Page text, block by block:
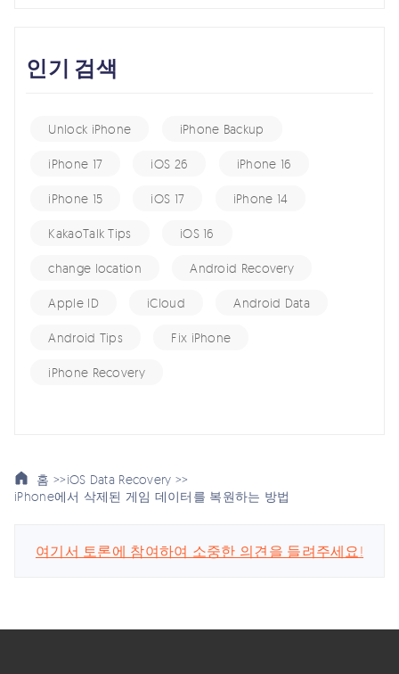
인기 검색
Unlock iPhone iPhone Backup
iPhone 17 iOS 26 iPhone 16
iPhone 15 iOS 17 iPhone 14
KakaoTalk Tips iOS 16
change location Android Recovery
Apple ID iCloud Android Data
Android Tips Fix iPhone
iPhone Recovery
홈 >>iOS Data Recovery >>
iPhone에서 삭제된 게임 데이터를 복원하는 방법
여기서 토론에 참여하여 소중한 의견을 들려주세요!